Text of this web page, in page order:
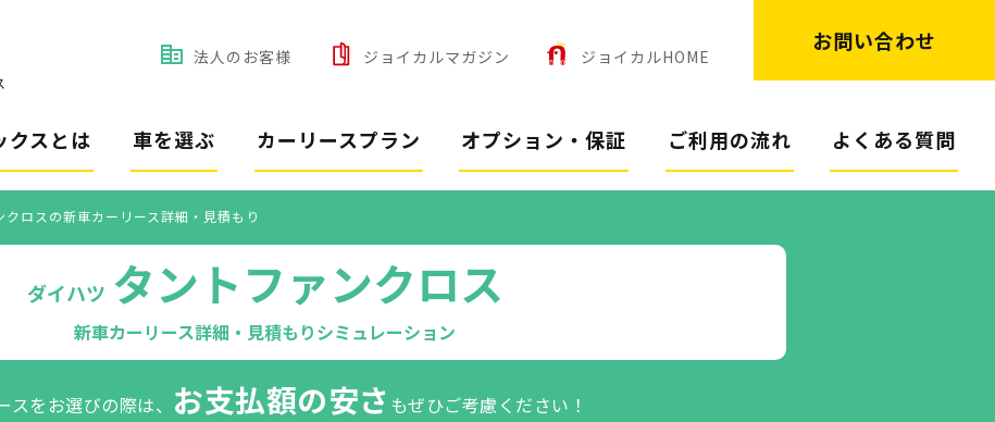
法人のお客様 ジョイカルマガジン ジョイカルHOME
お問い合わせ
クスとは 車を選ぶ カーリースプラン オプション・保証 ご利用の流れ よくある質問
ロスの新車カーリース詳細・見積もり
ダイハツ タントファンクロス
新車カーリース詳細・見積もりシミュレーション
スをお選びの際は、 お支払額の安さ もぜひご考慮ください！